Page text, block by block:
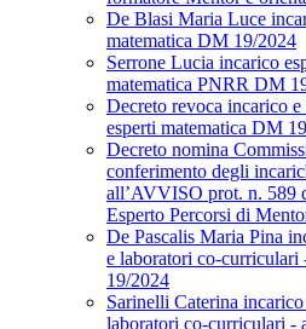
De Blasi Maria Luce
matematica DM 19/2024
Serrone Lucia incarico
matematica PNRR DM
Decreto revoca incarico
esperti matematica DM
Decreto nomina
conferimento degli
all’AVVISO prot. n. 589
Esperto Percorsi di
De Pascalis Maria Pina
e laboratori co-
19/2024
Sarinelli Caterina
laboratori co-curriculari -